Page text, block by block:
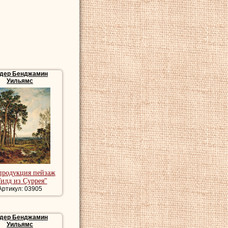
картины
картины
Бенджамин
Уильямс
пейзаж
из Суррея"
03905
Бенджамин
Уильямс